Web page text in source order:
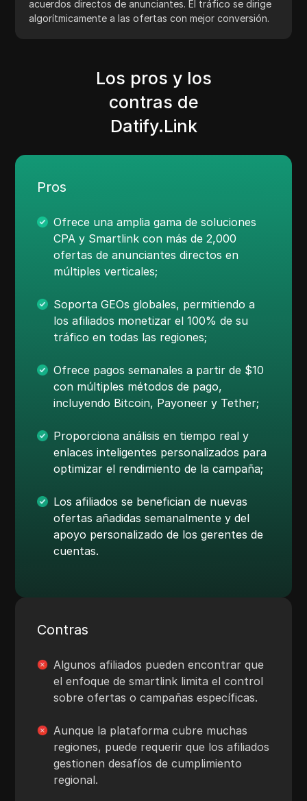
acuerdos directos de anunciantes. El tráfico se dirige
algorítmicamente a las ofertas con mejor conversión.
Los pros y los
contras de
Datify.Link
Pros
Ofrece una amplia gama de soluciones
CPA y Smartlink con más de 2,000
ofertas de anunciantes directos en
múltiples verticales;
Soporta GEOs globales, permitiendo a
los afiliados monetizar el 100% de su
tráfico en todas las regiones;
Ofrece pagos semanales a partir de $10
con múltiples métodos de pago,
incluyendo Bitcoin, Payoneer y Tether;
Proporciona análisis en tiempo real y
enlaces inteligentes personalizados para
optimizar el rendimiento de la campaña;
Los afiliados se benefician de nuevas
ofertas añadidas semanalmente y del
apoyo personalizado de los gerentes de
cuentas.
Contras
Algunos afiliados pueden encontrar que
el enfoque de smartlink limita el control
sobre ofertas o campañas específicas.
Aunque la plataforma cubre muchas
regiones, puede requerir que los afiliados
gestionen desafíos de cumplimiento
regional.